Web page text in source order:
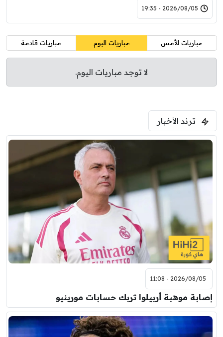
2026/08/05 - 19:35
مباريات الأمس مباريات اليوم مباريات قادمة
لا توجد مباريات اليوم.
ترند الأخبار
2026/08/05 - 11:08
إصابة موهبة أربيلوا تربك حسابات مورينيو